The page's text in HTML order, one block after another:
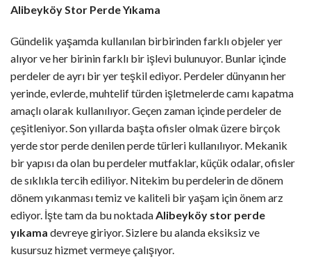
Alibeyköy Stor Perde Yıkama
Gündelik yaşamda kullanılan birbirinden farklı objeler yer
alıyor ve her birinin farklı bir işlevi bulunuyor. Bunlar içinde
perdeler de ayrı bir yer teşkil ediyor. Perdeler dünyanın her
yerinde, evlerde, muhtelif türden işletmelerde camı kapatma
amaçlı olarak kullanılıyor. Geçen zaman içinde perdeler de
çeşitleniyor. Son yıllarda başta ofisler olmak üzere birçok
yerde stor perde denilen perde türleri kullanılıyor. Mekanik
bir yapısı da olan bu perdeler mutfaklar, küçük odalar, ofisler
de sıklıkla tercih ediliyor. Nitekim bu perdelerin de dönem
dönem yıkanması temiz ve kaliteli bir yaşam için önem arz
ediyor. İşte tam da bu noktadaAlibeyköy stor perde
yıkama devreye giriyor. Sizlere bu alanda eksiksiz ve
kusursuz hizmet vermeye çalışıyor.